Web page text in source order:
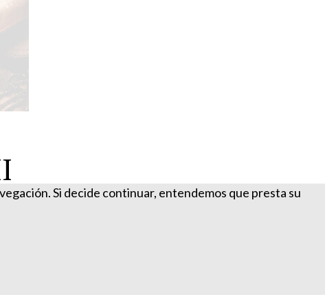
Si decide continuar, entendemos que presta su